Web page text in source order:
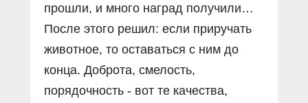
прошли, и много наград получили…
После этого решил: если приручать
животное, то оставаться с ним до
конца. Доброта, смелость,
порядочность - вот те качества,